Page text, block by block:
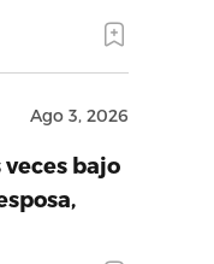
Ago 3, 2026
veces bajo